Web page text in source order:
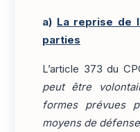
a) La reprise de
parties
L’article 373 du
peut être
formes prévues
moyens de défense